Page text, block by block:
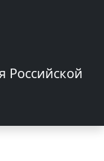
Российской